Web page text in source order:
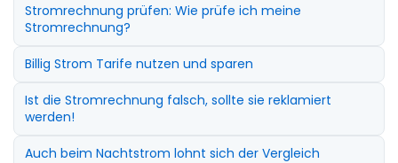
Stromrechnung prüfen: Wie prüfe ich meine
Stromrechnung?
Billig Strom Tarife nutzen und sparen
Ist die Stromrechnung falsch, sollte sie reklamiert
werden!
Auch beim Nachtstrom lohnt sich der Vergleich